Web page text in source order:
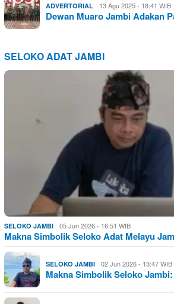
ADVERTORIAL 13 Agu 2025 - 18:41 WIB
Dewan Muaro Jambi Adakan
SELOKO ADAT JAMBI
SELOKO JAMBI 05 Jun 2026 - 16:51 WIB
Makna Simbolik Seloko Adat Melayu
SELOKO JAMBI 02 Jun 2026 - 13:47 WIB
Makna Simbolik Seloko